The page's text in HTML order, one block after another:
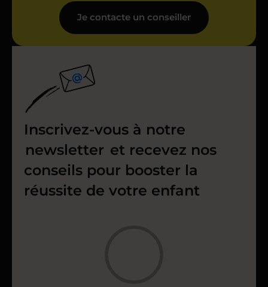
Je contacte un conseiller
Inscrivez-vous à notre
newsletter et recevez nos
conseils pour booster la
réussite de votre enfant